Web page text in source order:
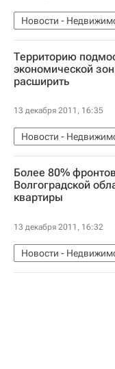
Новости -
Россия
Территорию
экономической
расширить
13 декабря 2011, 16:35
Новости -
Московская
Более 80%
Волгоградской
квартиры
13 декабря 2011, 16:32
Новости -
Волгоградская